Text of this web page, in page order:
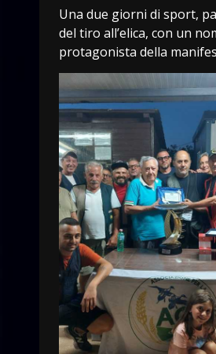
Una due giorni di sport,
del tiro all’elica, con un
protagonista della